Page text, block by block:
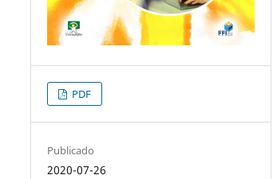
PDF
Publicado
2020-07-26